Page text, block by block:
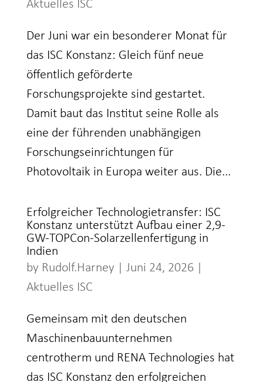
Aktuelles ISC
Der Juni war ein besonderer Monat für
das ISC Konstanz: Gleich fünf neue
öffentlich geförderte
Forschungsprojekte sind gestartet.
Damit baut das Institut seine Rolle als
eine der führenden unabhängigen
Forschungseinrichtungen für
Photovoltaik in Europa weiter aus. Die...
Erfolgreicher Technologietransfer: ISC
Konstanz unterstützt Aufbau einer 2,9-
GW-TOPCon-Solarzellenfertigung in
Indien
by Rudolf.Harney Juni 24, 2026
Aktuelles ISC
Gemeinsam mit den deutschen
Maschinenbauunternehmen
centrotherm und RENA Technologies hat
das ISC Konstanz den erfolgreichen